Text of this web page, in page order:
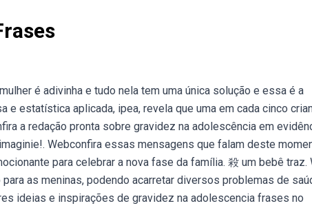
é adivinha e tudo nela tem uma única solução e essa é a
estatística aplicada, ipea, revela que uma em cada cinco
a redação pronta sobre gravidez na adolescência em
Webconfira essas mensagens que falam deste
para celebrar a nova fase da família. 殺 um bebê traz.
as meninas, podendo acarretar diversos problemas de
ideias e inspirações de gravidez na adolescencia frases no